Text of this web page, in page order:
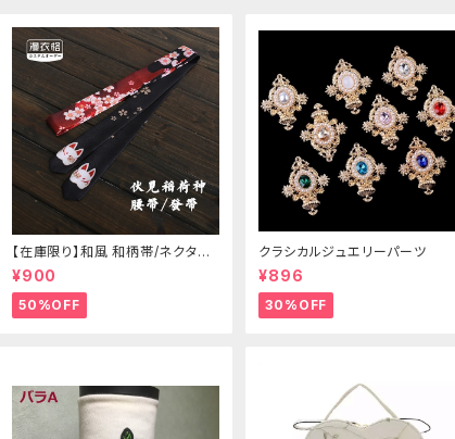
【在庫限り】和風 和柄帯/ネクタイ/
リボン（狐面/金魚
¥900
50%OFF
クラシカルジュエリーパーツ
¥896
30%OFF